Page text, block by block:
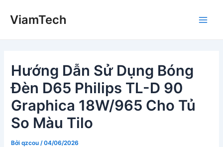
ViamTech
Hướng Dẫn Sử Dụng Bóng
Đèn D65 Philips TL-D 90
Graphica 18W/965 Cho Tủ
So Màu Tilo
Bởiqzcou /04/06/2026